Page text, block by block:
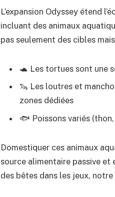
L’expansion Odyssey étend
incluant des animaux
pas seulement des cibles
🐢 Les tortues sont une
🦦 Les loutres et
zones dédiées
🐟 Poissons variés
Domestiquer ces animaux
source alimentaire passive
des bêtes dans les jeux,